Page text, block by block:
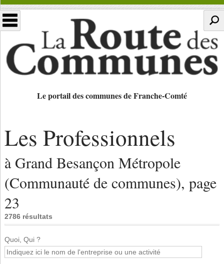
Le portail des communes de Franche-Comté
Les Professionnels
à Grand Besançon Métropole
(Communauté de communes), page
23
2786 résultats
Quoi, Qui ?